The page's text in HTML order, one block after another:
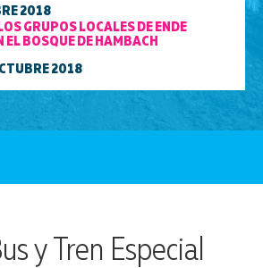
2018
GRUPOS LOCALES DE ENDE
EL BOSQUE DE HAMBACH
2018
y Tren Especial